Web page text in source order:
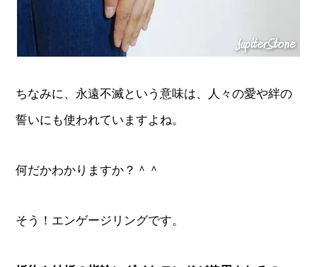
ちなみに、永遠不滅という意味は、人々の愛や絆の
誓いにも使われていますよね。
何だかわかりますか？＾＾
そう！エンゲージリングです。